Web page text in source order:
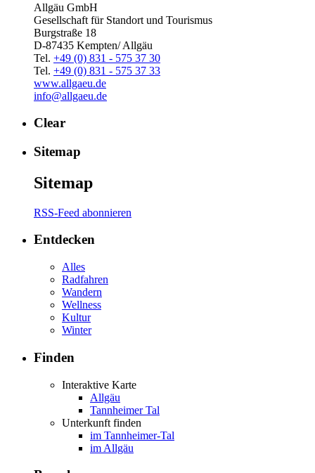
Allgäu GmbH
Gesellschaft für Standort und Tourismus
Burgstraße 18
D-87435 Kempten/ Allgäu
Tel. +49 (0) 831 - 575 37 30
Tel. +49 (0) 831 - 575 37 33
www.allgaeu.de
info@allgaeu.de
Clear
Sitemap
Sitemap
RSS-Feed abonnieren
Entdecken
Alles
Radfahren
Wandern
Wellness
Kultur
Winter
Finden
Interaktive Karte
Allgäu
Tannheimer Tal
Unterkunft finden
im Tannheimer-Tal
im Allgäu